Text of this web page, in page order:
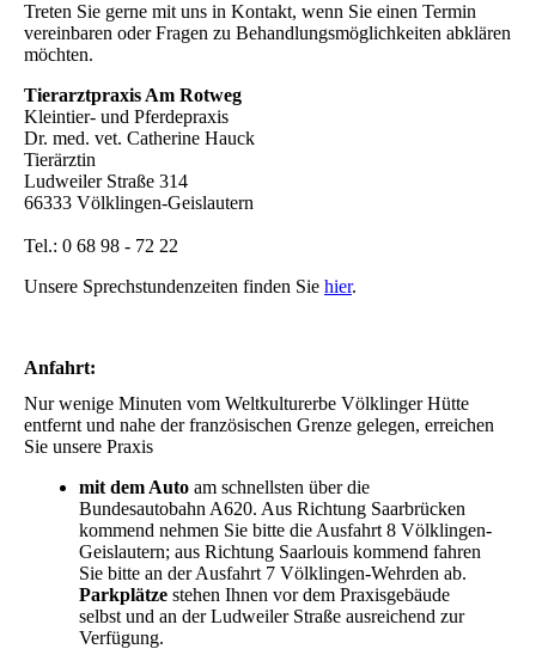
Treten Sie gerne mit uns in Kontakt, wenn Sie einen Termin
vereinbaren oder Fragen zu Behandlungsmöglichkeiten abklären
möchten.
Tierarztpraxis Am Rotweg
Kleintier- und Pferdepraxis
Dr. med. vet. Catherine Hauck
Tierärztin
Ludweiler Straße 314
66333 Völklingen-Geislautern
Tel.: 0 68 98 - 72 22
Unsere Sprechstundenzeiten finden Sie hier.
Anfahrt:
Nur wenige Minuten vom Weltkulturerbe Völklinger Hütte
entfernt und nahe der französischen Grenze gelegen, erreichen
Sie unsere Praxis
mit dem Auto am schnellsten über die
Bundesautobahn A620. Aus Richtung Saarbrücken
kommend nehmen Sie bitte die Ausfahrt 8 Völklingen-
Geislautern; aus Richtung Saarlouis kommend fahren
Sie bitte an der Ausfahrt 7 Völklingen-Wehrden ab.
Parkplätze stehen Ihnen vor dem Praxisgebäude
selbst und an der Ludweiler Straße ausreichend zur
Verfügung.